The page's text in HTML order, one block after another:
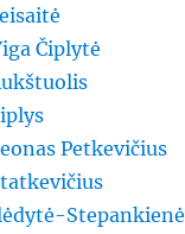
Čiplytė
Petkevičius
Stepankienė